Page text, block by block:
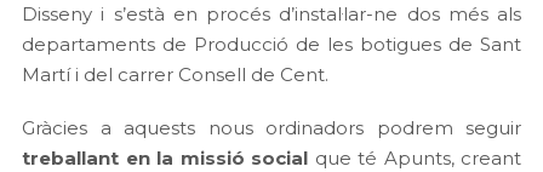
Disseny i s’està en procés d’instal·lar-ne dos més als
departaments de Producció de les botigues de Sant
Martí i del carrer Consell de Cent.
Gràcies a aquests nous ordinadors podrem seguir
treballant en la missió social que té Apunts, creant